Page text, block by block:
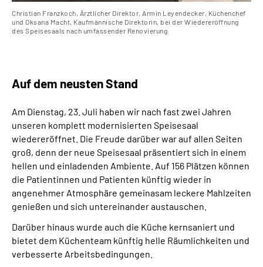
Christian Franzkoch, Ärztlicher Direktor, Armin Leyendecker, Küchenchef
und Oksana Macht, Kaufmännische Direktorin, bei der Wiedereröffnung
des Speisesaals nach umfassender Renovierung.
Auf dem neusten Stand
Am Dienstag, 23. Juli haben wir nach fast zwei Jahren
unseren komplett modernisierten Speisesaal
wiedereröffnet. Die Freude darüber war auf allen Seiten
groß, denn der neue Speisesaal präsentiert sich in einem
hellen und einladenden Ambiente. Auf 156 Plätzen können
die Patientinnen und Patienten künftig wieder in
angenehmer Atmosphäre gemeinasam leckere Mahlzeiten
genießen und sich untereinander austauschen.
Darüber hinaus wurde auch die Küche kernsaniert und
bietet dem Küchenteam künftig helle Räumlichkeiten und
verbesserte Arbeitsbedingungen.